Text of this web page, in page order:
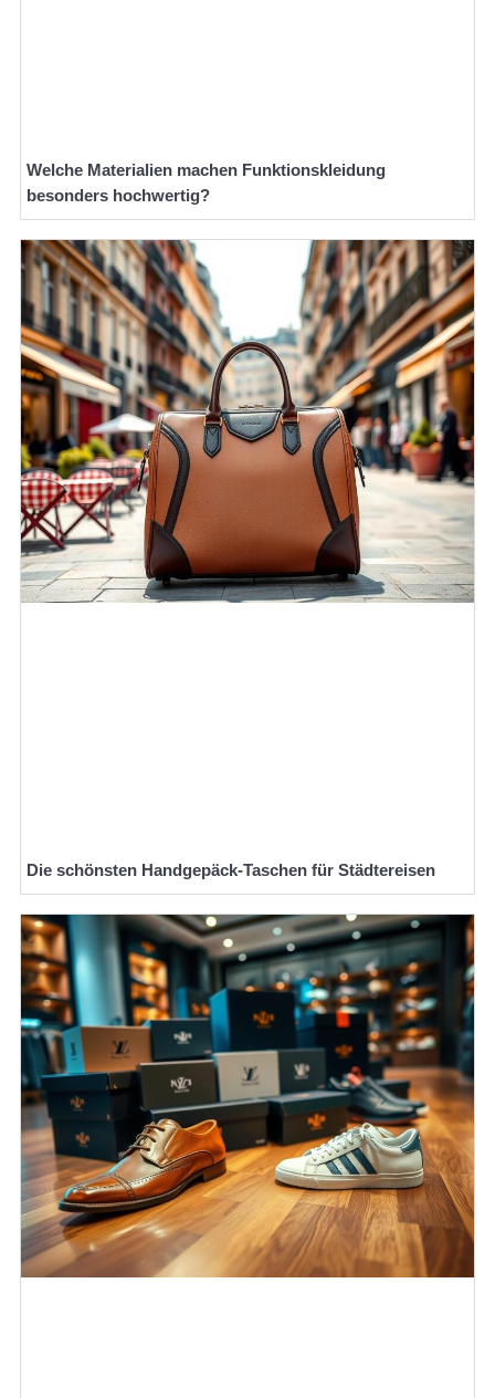
Welche Materialien machen Funktionskleidung
besonders hochwertig?
Die schönsten Handgepäck-Taschen für Städtereisen